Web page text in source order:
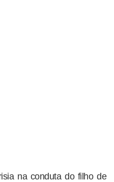
na conduta do filho de